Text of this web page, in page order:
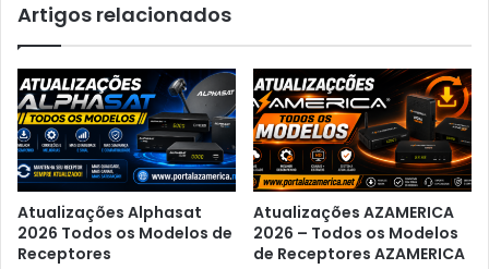
Artigos relacionados
Atualizações Alphasat
2026 Todos os Modelos de
Receptores
Atualizações AZAMERICA
2026 – Todos os Modelos
de Receptores AZAMERICA